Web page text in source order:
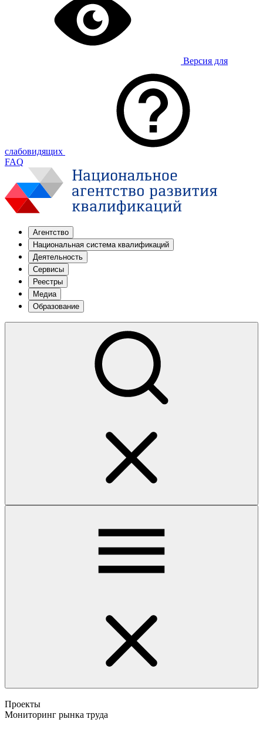
Версия для
слабовидящих
FAQ
Агентство
Национальная система квалификаций
Деятельность
Сервисы
Реестры
Медиа
Образование
Проекты
Мониторинг рынка труда